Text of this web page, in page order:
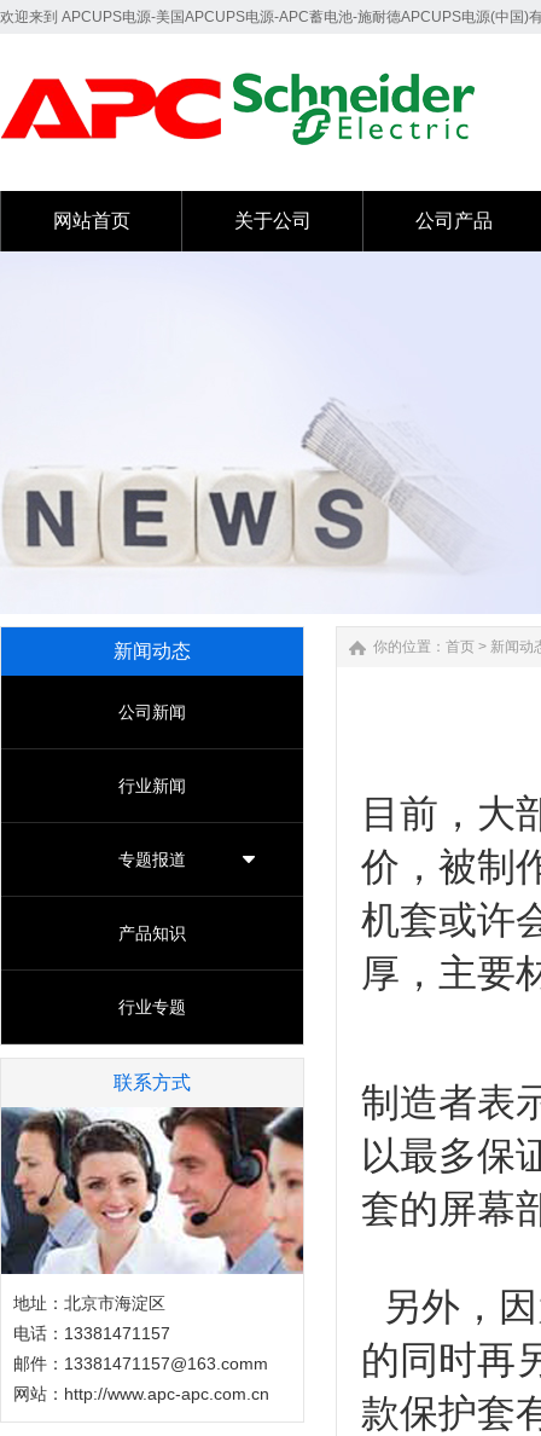
欢迎来到 APCUPS电源-美国APCUPS电源-APC蓄电池-施耐德APCUPS电源(中国)
网站首页 关于公司 公司产品
新闻动态
公司新闻
行业新闻
专题报道
产品知识
行业专题
联系方式
地址：北京市海淀区
电话：13381471157
邮件：13381471157@163.comm
网站： http://www.apc-apc.com.cn
你的位置： 首页 > 新闻动
目前，大
价，被制
机套或许
厚，主要
制造者表
以最多保
套的屏幕
另外，
的同时再
款保护套